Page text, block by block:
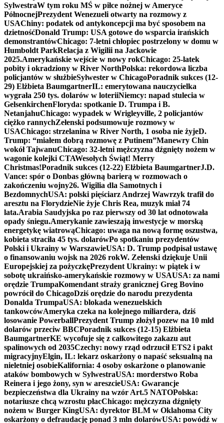
SylwestraW tym roku MŚ w piłce nożnej w Ameryce
PółnocnejPrezydent Wenezueli otwarty na rozmowy z
USAChiny: podatek od antykoncepcji ma być sposobem na
dzietnośćDonald Trump: USA gotowe do wsparcia irańskich
demonstrantówChicago: 7-letni chłopiec postrzelony w domu w
Humboldt ParkRelacja z Wigilii na Jackowie
2025.Amerykańskie wejście w nowy rokChicago: 25-latek
pobity i okradziony w River NorthPolska: rekordowa liczba
policjantów w służbieSylwester w ChicagoPoradnik sukces (12-
29) Elżbieta BaumgartnerIL: emerytowana nauczycielka
wygrała 250 tys. dolarów w loteriiNiemcy: napad stulecia w
GelsenkirchenFloryda: spotkanie D. Trumpa i B.
NetanjahuChicago: wypadek w Wrigleyville, 2 policjantów
ciężko rannychZełenski podsumowuje rozmowy w
USAChicago: strzelanina w River North, 1 osoba nie żyjeD.
Trump: “miałem dobrą rozmowę z Putinem”Manewry Chin
wokół TajwanuChicago: 32-letni mężczyzna dźgnięty nożem w
wagonie kolejki CTAWesołych Świąt! Merry
Christmas!Poradnik sukces (12-22) Elżbieta BaumgartnerJ.D.
Vance: spór o Donbas główną barierą w rozmowach o
zakończeniu wojny26. Wigilia dla Samotnych i
BezdomnychUSA: polski pięściarz Andrzej Wawrzyk trafił do
aresztu na FlorydzieNie żyje Chris Rea, muzyk miał 74
lata.Arabia Saudyjska po raz pierwszy od 30 lat odnotowała
opady śniegu.Amerykanie zawieszają inwestycje w morską
energetykę wiatrowąChicago: uwaga na nową formę oszustwa,
kobieta straciła 45 tys. dolarówPo spotkaniu prezydentów
Polski i Ukrainy w WarszawieUSA: D. Trump podpisał ustawę
o finansowaniu wojsk na 2026 rokW. Zełenski dziękuje Unii
Europejskiej za pożyczkęPrezydent Ukrainy: w piątek i w
sobotę ukraińsko-amerykańskie rozmowy w USAUSA: za nami
orędzie TrumpaKomendant straży granicznej Greg Bovino
powrócił do ChicagoDziś orędzie do narodu prezydenta
Donalda TrumpaUSA: blokada wenezuelskich
tankowcówAmeryka czeka na kolejnego miliardera, dziś
losowanie PowerballPrezydent Trump złożył pozew na 10 mld
dolarów przeciw BBCPoradnik sukces (12-15) Elżbieta
BaumgartnerKE wycofuje się z całkowitego zakazu aut
spalinowych od 2035Czechy: nowy rząd odrzucił ETS2 i pakt
migracyjnyElgin, IL: lekarz oskarżony o napaść seksualną na
nieletniej osobieKalifornia: 4 osoby oskarżone o planowanie
ataków bombowych w SylwestraUSA: morderstwo Roba
Reinera i jego żony, syn w areszcieUSA: Gwarancje
bezpieczeństwa dla Ukrainy na wzór Art.5 NATOPolska:
notariusze chcą wzrostu płacChicago: mężczyzna dźgnięty
nożem w Burger KingUSA: dyrektor BLM w Oklahoma City
oskarżony o defraudację ponad 3 mln dolarówUSA: powódź w